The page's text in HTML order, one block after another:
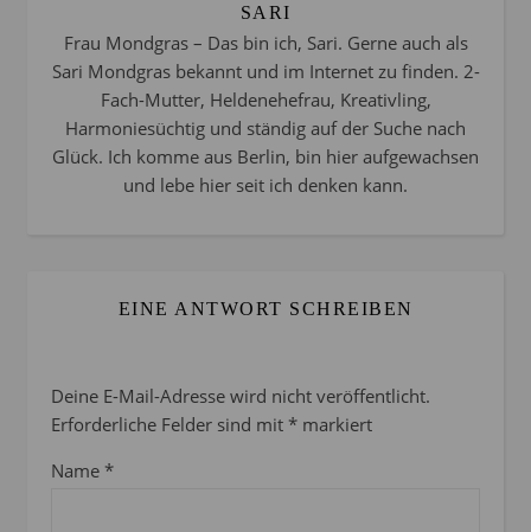
SARI
Frau Mondgras – Das bin ich, Sari. Gerne auch als
Sari Mondgras bekannt und im Internet zu finden. 2-
Fach-Mutter, Heldenehefrau, Kreativling,
Harmoniesüchtig und ständig auf der Suche nach
Glück. Ich komme aus Berlin, bin hier aufgewachsen
und lebe hier seit ich denken kann.
EINE ANTWORT SCHREIBEN
Deine E-Mail-Adresse wird nicht veröffentlicht.
Erforderliche Felder sind mit * markiert
Name *